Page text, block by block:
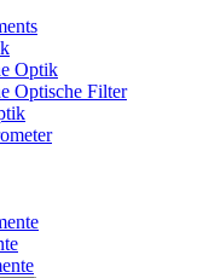
Optik
Optische Filter